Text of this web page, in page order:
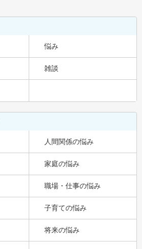
悩み
雑談
人間関係の悩み
家庭の悩み
職場・仕事の悩み
子育ての悩み
将来の悩み